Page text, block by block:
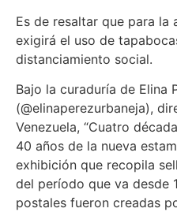
Es de resaltar que para la
exigirá el uso de
distanciamiento social.
Bajo la curaduría de Elina
(@elinaperezurbaneja),
Venezuela, “Cuatro
40 años de la nueva
exhibición que recopila
del período que va desde
postales fueron creadas